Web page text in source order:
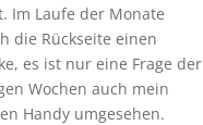
Im Laufe der Monate
die Rückseite einen
es ist nur eine Frage der
Wochen auch mein
Handy umgesehen.